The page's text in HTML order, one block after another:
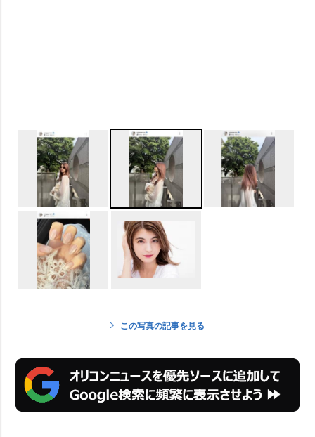
この写真の記事を見る